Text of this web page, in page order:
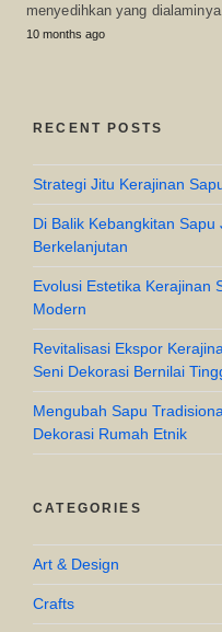
menyedihkan yang
10 months ago
RECENT POSTS
Strategi Jitu Kerajinan
Di Balik Kebangkitan
Berkelanjutan
Evolusi Estetika Kerajinan
Modern
Revitalisasi Ekspor
Seni Dekorasi Bernilai
Mengubah Sapu
Dekorasi Rumah Etnik
CATEGORIES
Art & Design
Crafts